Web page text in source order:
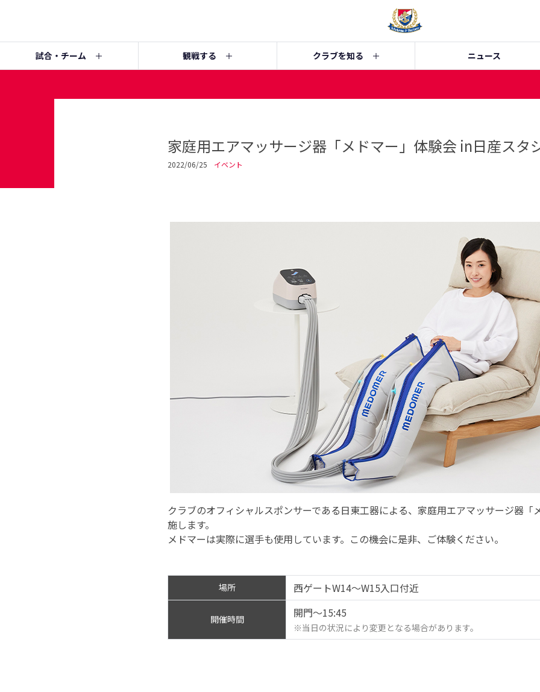
試合・チーム 観戦する クラブを知る ニュース
家庭用エアマッサージ器「メドマー」体験会 in日産スタ
2022/06/25 イベント
クラブのオフィシャルスポンサーである日東工器による、家庭用エアマッサージ器「
施します。
メドマーは実際に選手も使用しています。この機会に是非、ご体験ください。
場所 西ゲートW14～W15入口付近
開催時間 開門～15:45
※当日の状況により変更となる場合があります。